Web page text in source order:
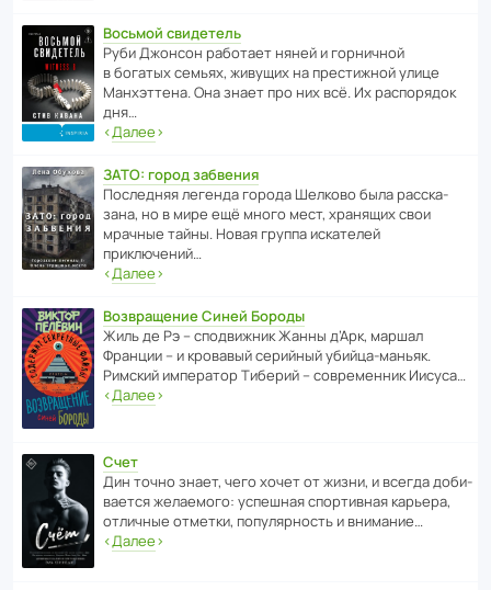
Восьмой свидетель
Руби Джонсон рабо­тает няней и горни­чной
в богатых семьях, живущих на прес­ти­жной улице
Манх­эт­тена. Она знает про них всё. Их распо­рядок
дня…
‹Далее›
ЗАТО: город забвения
После­дняя легенда города Шелково была расска­
зана, но в мире ещё много мест, хранящих свои
мрачные тайны. Новая группа иска­телей
приключений…
‹Далее›
Возвращение Синей Бороды
Жиль де Рэ – спод­ви­жник Жанны д’Арк, маршал
Франции – и кровавый серийный убийца-маньяк.
Римский импе­ратор Тиберий – совре­менник Иисуса…
‹Далее›
Счет
Дин точно знает, чего хочет от жизни, и всегда доби­
ва­ется жела­е­мого: успе­шная спор­ти­вная карьера,
отли­чные отметки, попу­ля­р­ность и внимание…
‹Далее›